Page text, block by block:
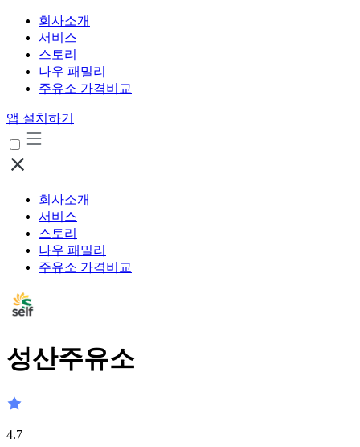
회사소개
서비스
스토리
나우 패밀리
주유소 가격비교
앱 설치하기
회사소개
서비스
스토리
나우 패밀리
주유소 가격비교
성산주유소
4.7